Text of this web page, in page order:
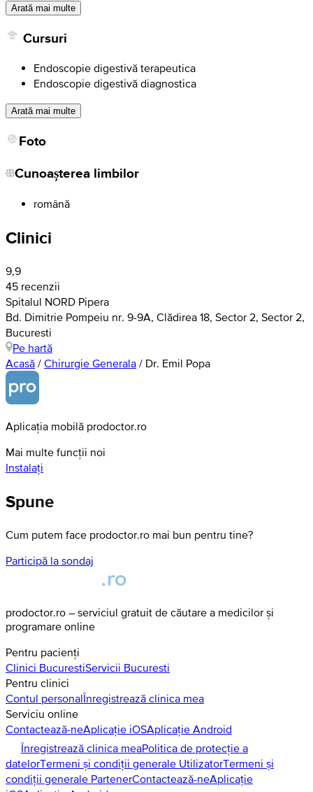
Arată mai multe
Cursuri
Endoscopie digestivă terapeutica
Endoscopie digestivă diagnostica
Arată mai multe
Foto
Cunoașterea limbilor
română
Clinici
9,9
45 recenzii
Spitalul NORD Pipera
Bd. Dimitrie Pompeiu nr. 9-9A, Clădirea 18, Sector 2, Sector 2,
Bucuresti
Pe hartă
Acasă / Chirurgie Generala / Dr. Emil Popa
Aplicația mobilă prodoctor.ro
Mai multe funcții noi
Instalați
Spune
Cum putem face prodoctor.ro mai bun pentru tine?
Participă la sondaj
prodoctor.ro – serviciul gratuit de căutare a medicilor și
programare online
Pentru pacienți
Clinici BucurestiServicii Bucuresti
Pentru clinici
Contul personalÎnregistrează clinica mea
Serviciu online
Contactează-neAplicație iOSAplicație Android
Înregistrează clinica meaPolitica de protecție a
datelorTermeni și condiții generale UtilizatorTermeni și
condiții generale PartenerContactează-neAplicație